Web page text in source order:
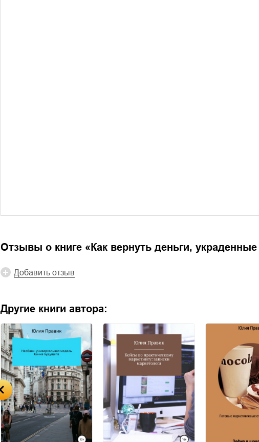
Отзывы о книге « Как вернуть деньги,
Добавить отзыв
Другие книги автора: